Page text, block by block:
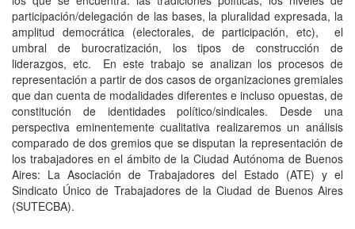
participación/delegación de las bases, la pluralidad expresada, la
amplitud democrática (electorales, de participación, etc), el
umbral de burocratización, los tipos de construcción de
liderazgos, etc. En este trabajo se analizan los procesos de
representación a partir de dos casos de organizaciones gremiales
que dan cuenta de modalidades diferentes e incluso opuestas, de
constitución de identidades político/sindicales. Desde una
perspectiva eminentemente cualitativa realizaremos un análisis
comparado de dos gremios que se disputan la representación de
los trabajadores en el ámbito de la Ciudad Autónoma de Buenos
Aires: La Asociación de Trabajadores del Estado (ATE) y el
Sindicato Único de Trabajadores de la Ciudad de Buenos Aires
(SUTECBA).